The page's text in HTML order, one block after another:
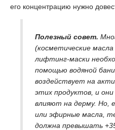
его концентрацию нужно
Полезный совет.
(косметические
лифтинг-маски
помощью водяной
воздействует на
этих продуктов, и
влияют на дерму. Но,
или эфирные масла,
должна превышать